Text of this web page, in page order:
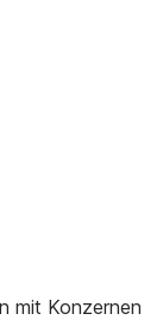
mit Konzernen